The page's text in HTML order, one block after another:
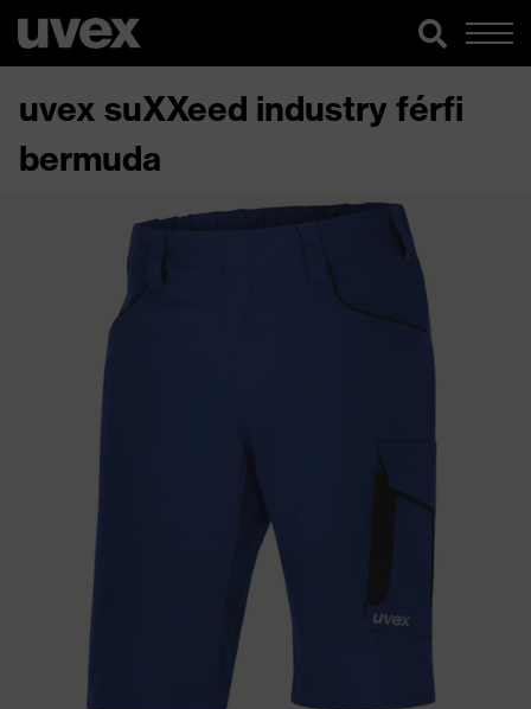
uvex suXXeed industry férfi
bermuda